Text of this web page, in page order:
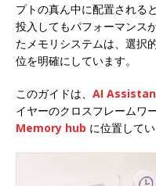
プトの真ん中に配置される
投入してもパフォーマンス
たメモリシステムは、選択
位を明確にしています。
このガイドは、 AI
イヤーのクロスフレームワ
Memory hub に位置してい